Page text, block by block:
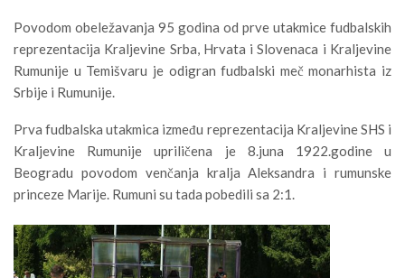
Povodom obeležavanja 95 godina od prve utakmice fudbalskih
reprezentacija Kraljevine Srba, Hrvata i Slovenaca i Kraljevine
Rumunije u Temišvaru je odigran fudbalski meč monarhista iz
Srbije i Rumunije.
Prva fudbalska utakmica između reprezentacija Kraljevine SHS i
Kraljevine Rumunije upriličena je 8.juna 1922.godine u
Beogradu povodom venčanja kralja Aleksandra i rumunske
princeze Marije. Rumuni su tada pobedili sa 2:1.